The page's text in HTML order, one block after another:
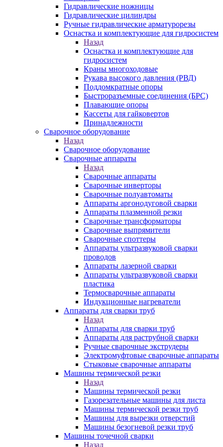
Гидравлические ножницы
Гидравлические цилиндры
Ручные гидравлические арматурорезы
Оснастка и комплектующие для гидросистем
Назад
Оснастка и комплектующие для
гидросистем
Краны многоходовые
Рукава высокого давления (РВД)
Поддомкратные опоры
Быстроразъемные соединения (БРС)
Плавающие опоры
Кассеты для гайковертов
Принадлежности
Сварочное оборудование
Назад
Сварочное оборудование
Сварочные аппараты
Назад
Сварочные аппараты
Сварочные инверторы
Сварочные полуавтоматы
Аппараты аргонодуговой сварки
Аппараты плазменной резки
Сварочные трансформаторы
Сварочные выпрямители
Сварочные споттеры
Аппараты ультразвуковой сварки
проводов
Аппараты лазерной сварки
Аппараты ультразвуковой сварки
пластика
Термосварочные аппараты
Индукционные нагреватели
Аппараты для сварки труб
Назад
Аппараты для сварки труб
Аппараты для раструбной сварки
Ручные сварочные экструдеры
Электромуфтовые сварочные аппараты
Стыковые сварочные аппараты
Машины термической резки
Назад
Машины термической резки
Газорезательные машины для листа
Машины термической резки труб
Машины для вырезки отверстий
Машины безогневой резки труб
Машины точечной сварки
Назад